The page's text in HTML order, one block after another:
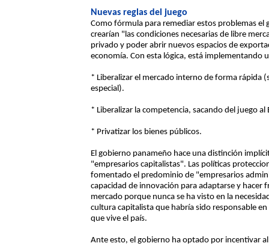
Nuevas reglas del juego
Como fórmula para remediar estos problemas el
crearían "las condiciones necesarias de libre
privado y poder abrir nuevos espacios de
economía. Con esta lógica, está implementando
* Liberalizar el mercado interno de forma rápida
especial).
* Liberalizar la competencia, sacando del juego
* Privatizar los bienes públicos.
El gobierno panameño hace una distinción
"empresarios capitalistas". Las políticas
fomentado el predominio de "empresarios
capacidad de innovación para adaptarse y hacer
mercado porque nunca se ha visto en la
cultura capitalista que habría sido responsable
que vive el país.
Ante esto, el gobierno ha optado por incentivar